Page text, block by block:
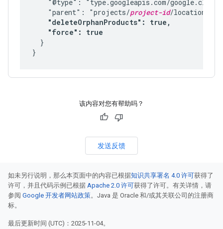
"@type": "type.googleapis.com/
    "parent": "projects/
project-id/locations/
    "deleteOrphanProducts": true,
    "force": true
  }
该内容对您有帮助吗？
发送反馈
如未另行说明，那么本页面中的内容已根据知识共享署名 4.0 许可获得了
许可，并且代码示例已根据 Apache 2.0 许可获得了许可。有关详情，请
参阅 Google 开发者网站政策。Java 是 Oracle 和/或其关联公司的注册商
标。
最后更新时间 (UTC)：2025-11-04。